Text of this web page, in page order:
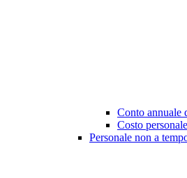
Conto annuale
Costo
Personale non a